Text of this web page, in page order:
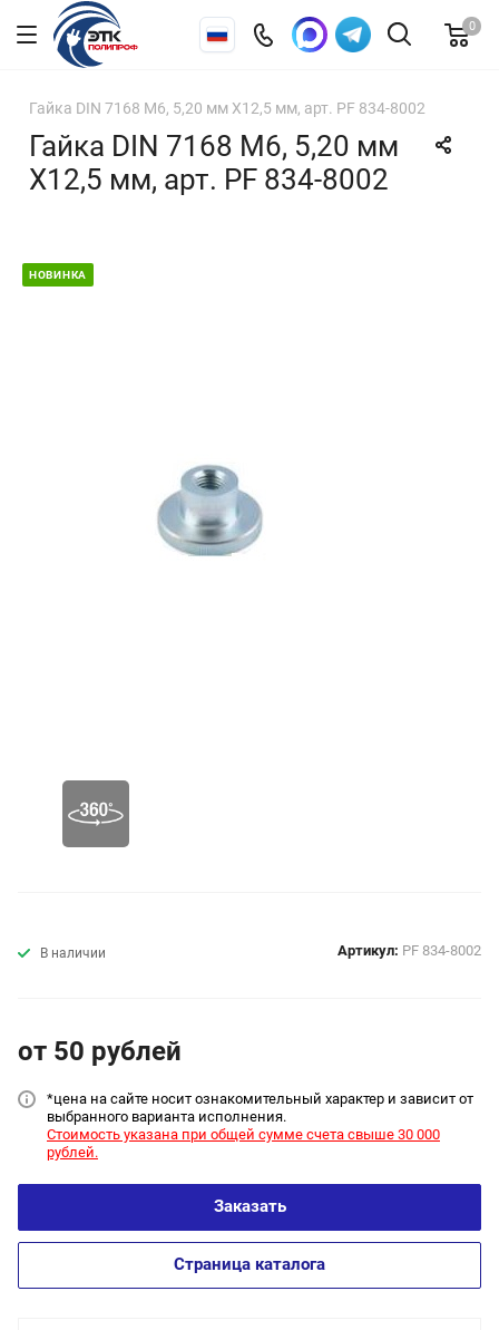
0
Гайка DIN 7168 М6, 5,20 мм X12,5 мм, арт. PF 834-8002
Гайка DIN 7168 М6, 5,20 мм
X12,5 мм, арт. PF 834-8002
НОВИНКА
В наличии Артикул: PF 834-8002
от 50 рублей
*цена на сайте носит ознакомительный характер и зависит от
выбранного варианта исполнения.
Стоимость указана при общей сумме счета свыше 30 000
рублей.
Заказать
Страница каталога